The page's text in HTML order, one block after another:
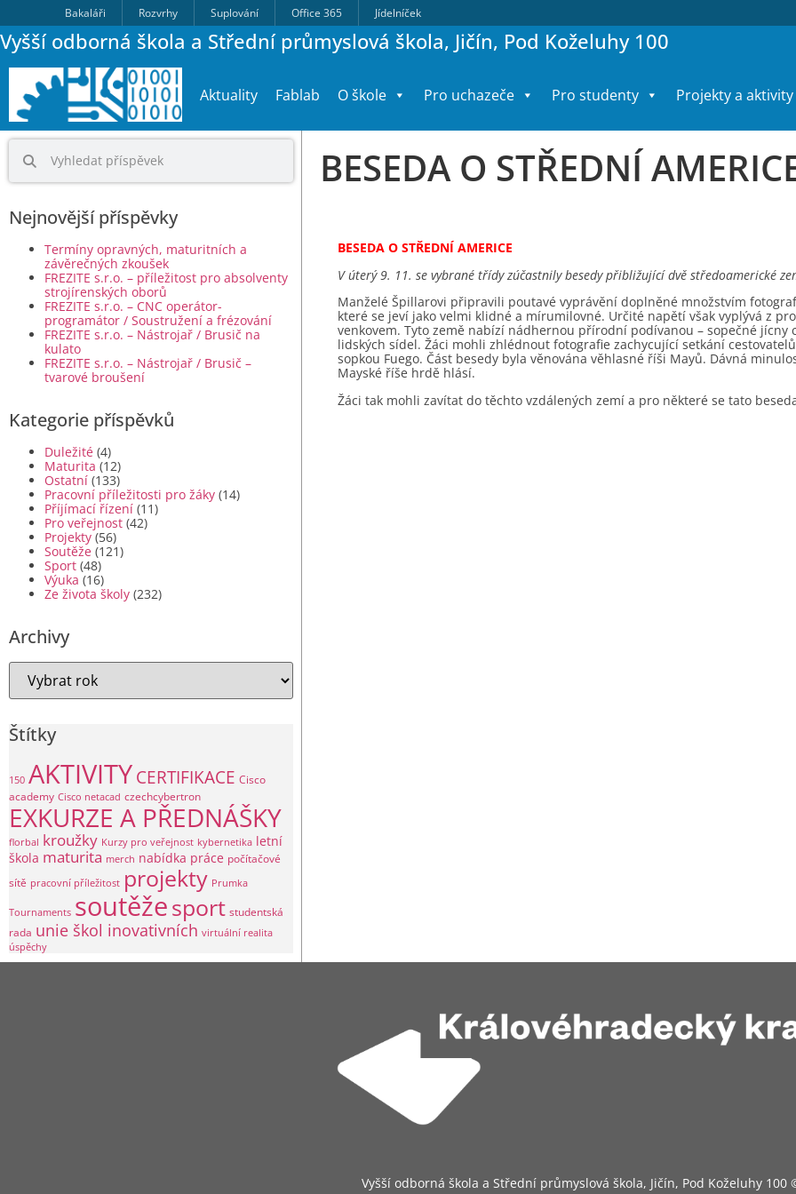
Bakaláři Rozvrhy Suplování Office 365 Jídelníček
Vyšší odborná škola a Střední průmyslová škola, Jičín, Pod Koželuhy 100
Aktuality Fablab O škole Pro uchazeče Pro studenty Projekty a aktivity
Nejnovější příspěvky
Termíny opravných, maturitních a
závěrečných zkoušek
FREZITE s.r.o. – příležitost pro absolventy
strojírenských oborů
FREZITE s.r.o. – CNC operátor-
programátor / Soustružení a frézování
FREZITE s.r.o. – Nástrojař / Brusič na
kulato
FREZITE s.r.o. – Nástrojař / Brusič –
tvarové broušení
Kategorie příspěvků
Duležité (4)
Maturita (12)
Ostatní (133)
Pracovní příležitosti pro žáky (14)
Příjímací řízení (11)
Pro veřejnost (42)
Projekty (56)
Soutěže (121)
Sport (48)
Výuka (16)
Ze života školy (232)
Archivy
Štítky
150 AKTIVITYCERTIFIKACE Cisco
academy Cisco netacad czechcybertron
EXKURZE A PŘEDNÁŠKY
florbal kroužky Kurzy pro veřejnost kybernetika letní
škola maturita merch nabídka práce počítačové
sítě pracovní příležitost projekty Prumka
Tournaments soutěžesport studentská
rada unie škol inovativních virtuální realita
úspěchy
BESEDA O STŘEDNÍ
BESEDA O STŘEDNÍ AMERICE
V úterý 9. 11. se vybrané třídy zúčastnily besedy přibližující dvě středoamerické
Manželé Špillarovi připravili poutavé vyprávění doplněné množstvím
které se jeví jako velmi klidné a mírumilovné. Určité napětí však vyplývá z
venkovem. Tyto země nabízí nádhernou přírodní podívanou – sopečné
lidských sídel. Žáci mohli zhlédnout fotografie zachycující setkání
sopkou Fuego. Část besedy byla věnována věhlasné říši Mayů. Dávná
Mayské říše hrdě hlásí.
Žáci tak mohli zavítat do těchto vzdálených zemí a pro některé se tato
Vyšší odborná škola a Střední průmyslová škola, Jičín, Pod Koželuhy 100